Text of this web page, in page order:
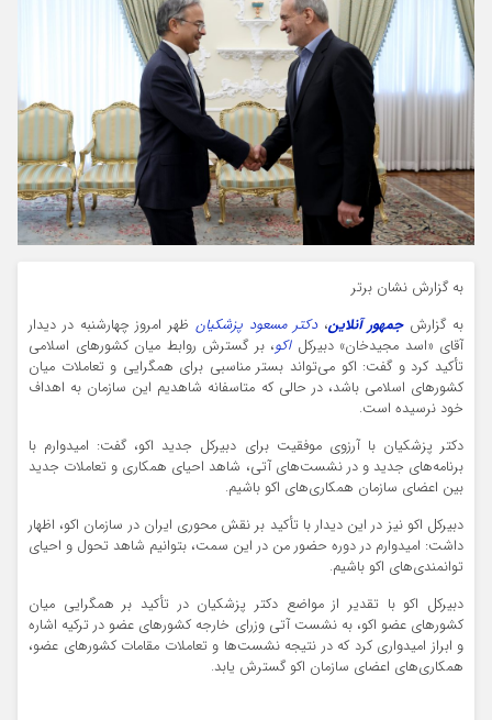
به گزارش نشان برتر
به گزارشجمهور آنلاین،دکتر مسعود پزشکیانظهر امروز چهارشنبه در دیدار
آقای «اسد مجیدخان» دبیرکلاکو، بر گسترش روابط میان کشورهای اسلامی
تأکید کرد و گفت: اکو می‌تواند بستر مناسبی برای همگرایی و تعاملات میان
کشورهای اسلامی باشد، در حالی که متاسفانه شاهدیم این سازمان به اهداف
خود نرسیده است.
دکتر پزشکیان با آرزوی موفقیت برای دبیرکل جدید اکو، گفت: امیدوارم با
برنامه‌های جدید و در نشست‌های آتی، شاهد احیای همکاری و تعاملات جدید
بین اعضای سازمان همکاری‌های اکو باشیم.
دبیرکل اکو نیز در این دیدار با تأکید بر نقش محوری ایران در سازمان اکو، اظهار
داشت: امیدوارم در دوره حضور من در این سمت، بتوانیم شاهد تحول و احیای
توانمندی‌های اکو باشیم.
دبیرکل اکو با تقدیر از مواضع دکتر پزشکیان در تأکید بر همگرایی میان
کشورهای عضو اکو، به نشست آتی وزرای خارجه کشورهای عضو در ترکیه اشاره
و ابراز امیدواری کرد که در نتیجه نشست‌ها و تعاملات مقامات کشورهای عضو،
همکاری‌های اعضای سازمان اکو گسترش یابد.